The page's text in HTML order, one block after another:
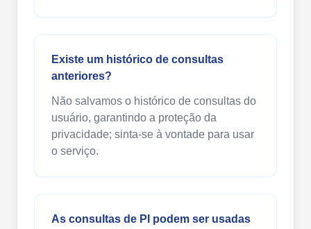
Existe um histórico de consultas
anteriores?
Não salvamos o histórico de consultas do
usuário, garantindo a proteção da
privacidade; sinta-se à vontade para usar
o serviço.
As consultas de PI podem ser usadas